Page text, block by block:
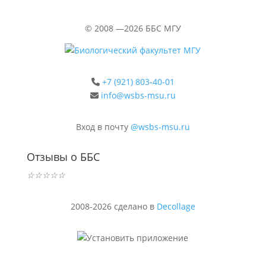
© 2008 —2026 ББС МГУ
+7 (921) 803-40-01
info@wsbs-msu.ru
Вход в почту @wsbs-msu.ru
Отзывы о ББС
☆☆☆☆☆
2008-2026 сделано в Decollage